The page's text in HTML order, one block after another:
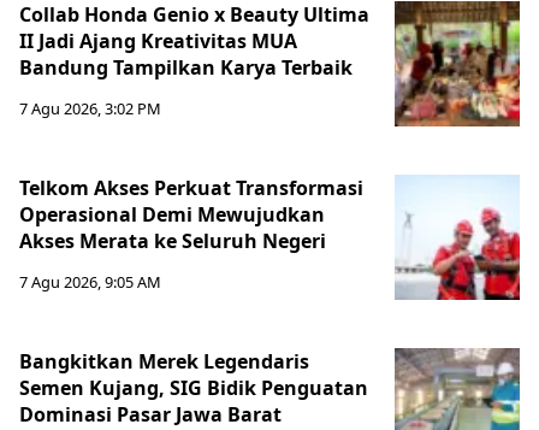
Collab Honda Genio x Beauty Ultima
II Jadi Ajang Kreativitas MUA
Bandung Tampilkan Karya Terbaik
7 Agu 2026, 3:02 PM
Telkom Akses Perkuat Transformasi
Operasional Demi Mewujudkan
Akses Merata ke Seluruh Negeri
7 Agu 2026, 9:05 AM
Bangkitkan Merek Legendaris
Semen Kujang, SIG Bidik Penguatan
Dominasi Pasar Jawa Barat